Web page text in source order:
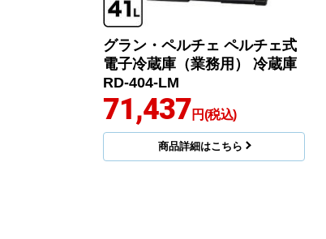
グラン・ペルチェ ペルチェ式
電子冷蔵庫（業務用） 冷蔵庫
RD-404-LM
71,437円(税込)
商品詳細はこちら